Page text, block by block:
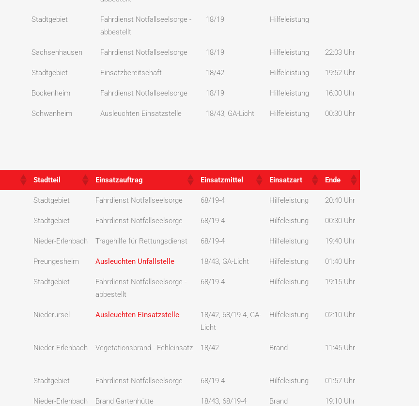
Stadtgebiet
Fahrdienst Notfallseelsorge -
abbestellt
18/19 Hilfeleistung
Sachsenhausen Fahrdienst Notfallseelsorge 18/19 Hilfeleistung 22:03 Uhr
Stadtgebiet Einsatzbereitschaft 18/42 Hilfeleistung 19:52 Uhr
Bockenheim Fahrdienst Notfallseelsorge 18/19 Hilfeleistung 16:00 Uhr
Schwanheim Ausleuchten Einsatzstelle 18/43, GA-Licht Hilfeleistung 00:30 Uhr
Stadtteil Einsatzauftrag Einsatzmittel Einsatzart
Ende
Stadtteil Einsatzauftrag Einsatzmittel Einsatzart Ende
Stadtgebiet Fahrdienst Notfallseelsorge 68/19-4 Hilfeleistung 20:40 Uhr
Stadtgebiet Fahrdienst Notfallseelsorge 68/19-4 Hilfeleistung 00:30 Uhr
Nieder-Erlenbach Tragehilfe für Rettungsdienst 68/19-4 Hilfeleistung 19:40 Uhr
Preungesheim Ausleuchten Unfallstelle 18/43, GA-Licht Hilfeleistung 01:40 Uhr
Stadtgebiet
Fahrdienst Notfallseelsorge -
abbestellt
68/19-4 Hilfeleistung 19:15 Uhr
Niederursel Ausleuchten Einsatzstelle
18/42, 68/19-4, GA-
Licht
Hilfeleistung 02:10 Uhr
Nieder-Erlenbach Vegetationsbrand - Fehleinsatz 18/42 Brand 11:45 Uhr
Stadtgebiet Fahrdienst Notfallseelsorge 68/19-4 Hilfeleistung 01:57 Uhr
Nieder-Erlenbach Brand Gartenhütte 18/43, 68/19-4 Brand 19:10 Uhr